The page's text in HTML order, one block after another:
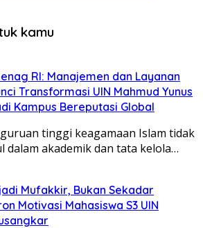
kamu
RI: Manajemen dan Layanan
Transformasi UIN Mahmud Yunus
Kampus Bereputasi Global
tinggi keagamaan Islam tidak
dalam akademik dan tata kelola…
Mufakkir, Bukan Sekadar
Motivasi Mahasiswa S3 UIN